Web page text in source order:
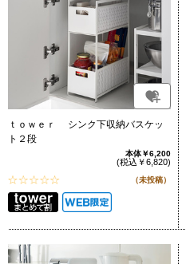
ｔｏｗｅｒ シンク下収納バスケッ
ト２段
本体￥6,200
(税込￥6,820)
（未投稿）